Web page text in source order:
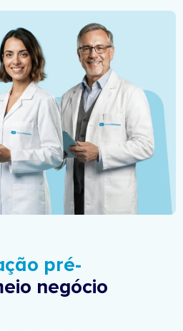
pré-
negócio